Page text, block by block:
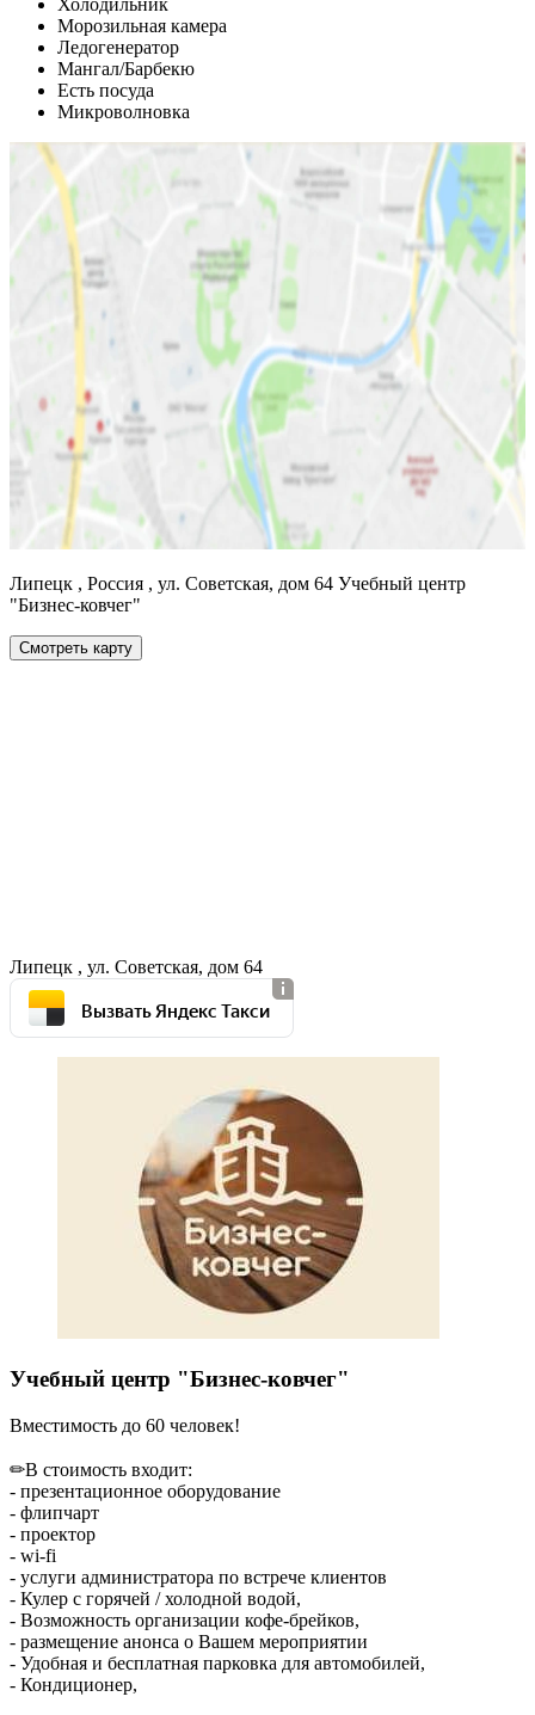
Холодильник
Морозильная камера
Ледогенератор
Мангал/Барбекю
Есть посуда
Микроволновка
Липецк , Россия , ул. Советская, дом 64 Учебный центр
"Бизнес-ковчег"
Смотреть карту
Липецк , ул. Советская, дом 64
Вызвать Яндекс Такси
Учебный центр "Бизнес-ковчег"
Вместимость до 60 человек!
✏В стоимость входит:
- презентационное оборудование
- флипчарт
- проектор
- wi-fi
- услуги администратора по встрече клиентов
- Кулер с горячей / холодной водой,
- Возможность организации кофе-брейков,
- размещение анонса о Вашем мероприятии
- Удобная и бесплатная парковка для автомобилей,
- Кондиционер,